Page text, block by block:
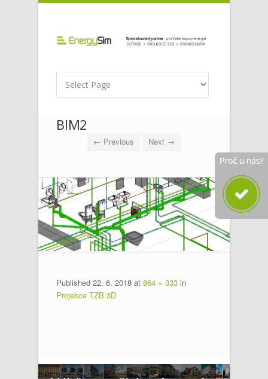
BIM2
← Previous Next →
Published 22. 6. 2018 at 864 × 333 in
Projekce TZB 3D